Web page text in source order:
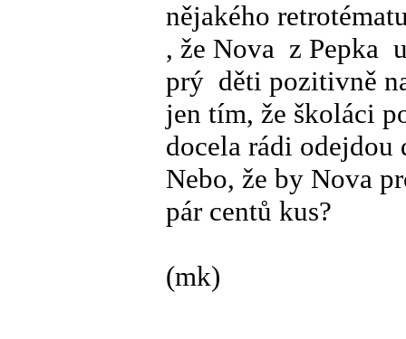
nějakého
, že Nova z Pepka
prý děti pozitivně
jen tím, že školáci
docela rádi
Nebo, že by Nova
pár centů kus?
(mk)